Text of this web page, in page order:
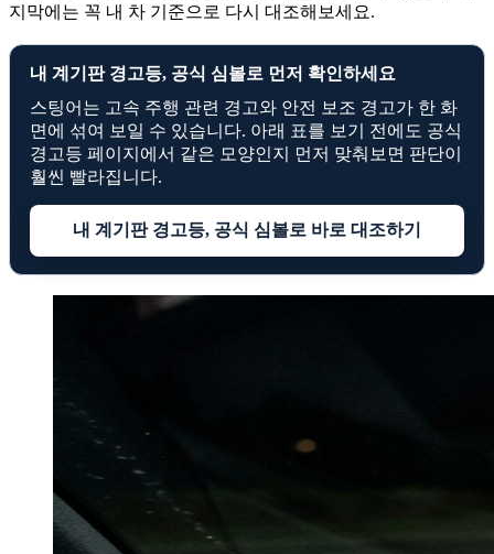
지막에는 꼭 내 차 기준으로 다시 대조해보세요.
내 계기판 경고등, 공식 심볼로 먼저 확인하세요
스팅어는 고속 주행 관련 경고와 안전 보조 경고가 한 화
면에 섞여 보일 수 있습니다. 아래 표를 보기 전에도 공식
경고등 페이지에서 같은 모양인지 먼저 맞춰보면 판단이
훨씬 빨라집니다.
내 계기판 경고등, 공식 심볼로 바로 대조하기